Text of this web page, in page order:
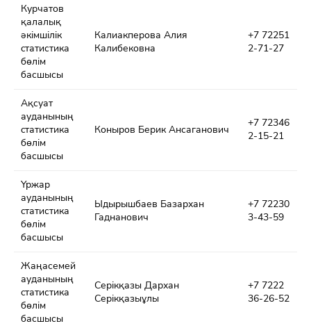
Курчатов
қалалық
әкімшілік
cтатистика
бөлім
басшысы
Калиакперова Алия
Калибековна
+7 72251
2-71-27
Ақсуат
ауданының
cтатистика
бөлім
басшысы
Коныров Берик Ансаганович
+7 72346
2-15-21
Үржар
ауданының
cтатистика
бөлім
басшысы
Ыдырышбаев Базархан
Гаднанович
+7 72230
3-43-59
Жаңасемей
ауданының
cтатистика
бөлім
басшысы
Серікқазы Дархан
Серікқазыұлы
+7 7222
36-26-52